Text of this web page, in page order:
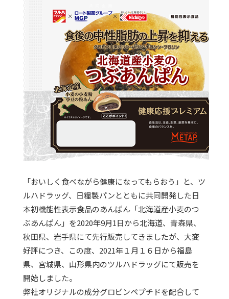
「おいしく食べながら健康になってもらおう」と、ツ
ルハドラッグ、日糧製パンとともに共同開発した日
本初機能性表示食品のあんぱん「北海道産小麦のつ
ぶあんぱん」を2020年9月1日から北海道、青森県、
秋田県、岩手県にて先行販売してきましたが、大変
好評につき、この度、2021年１月１６日から福島
県、宮城県、山形県内のツルハドラッグにて販売を
開始しました。
弊社オリジナルの成分グロビンペプチドを配合して